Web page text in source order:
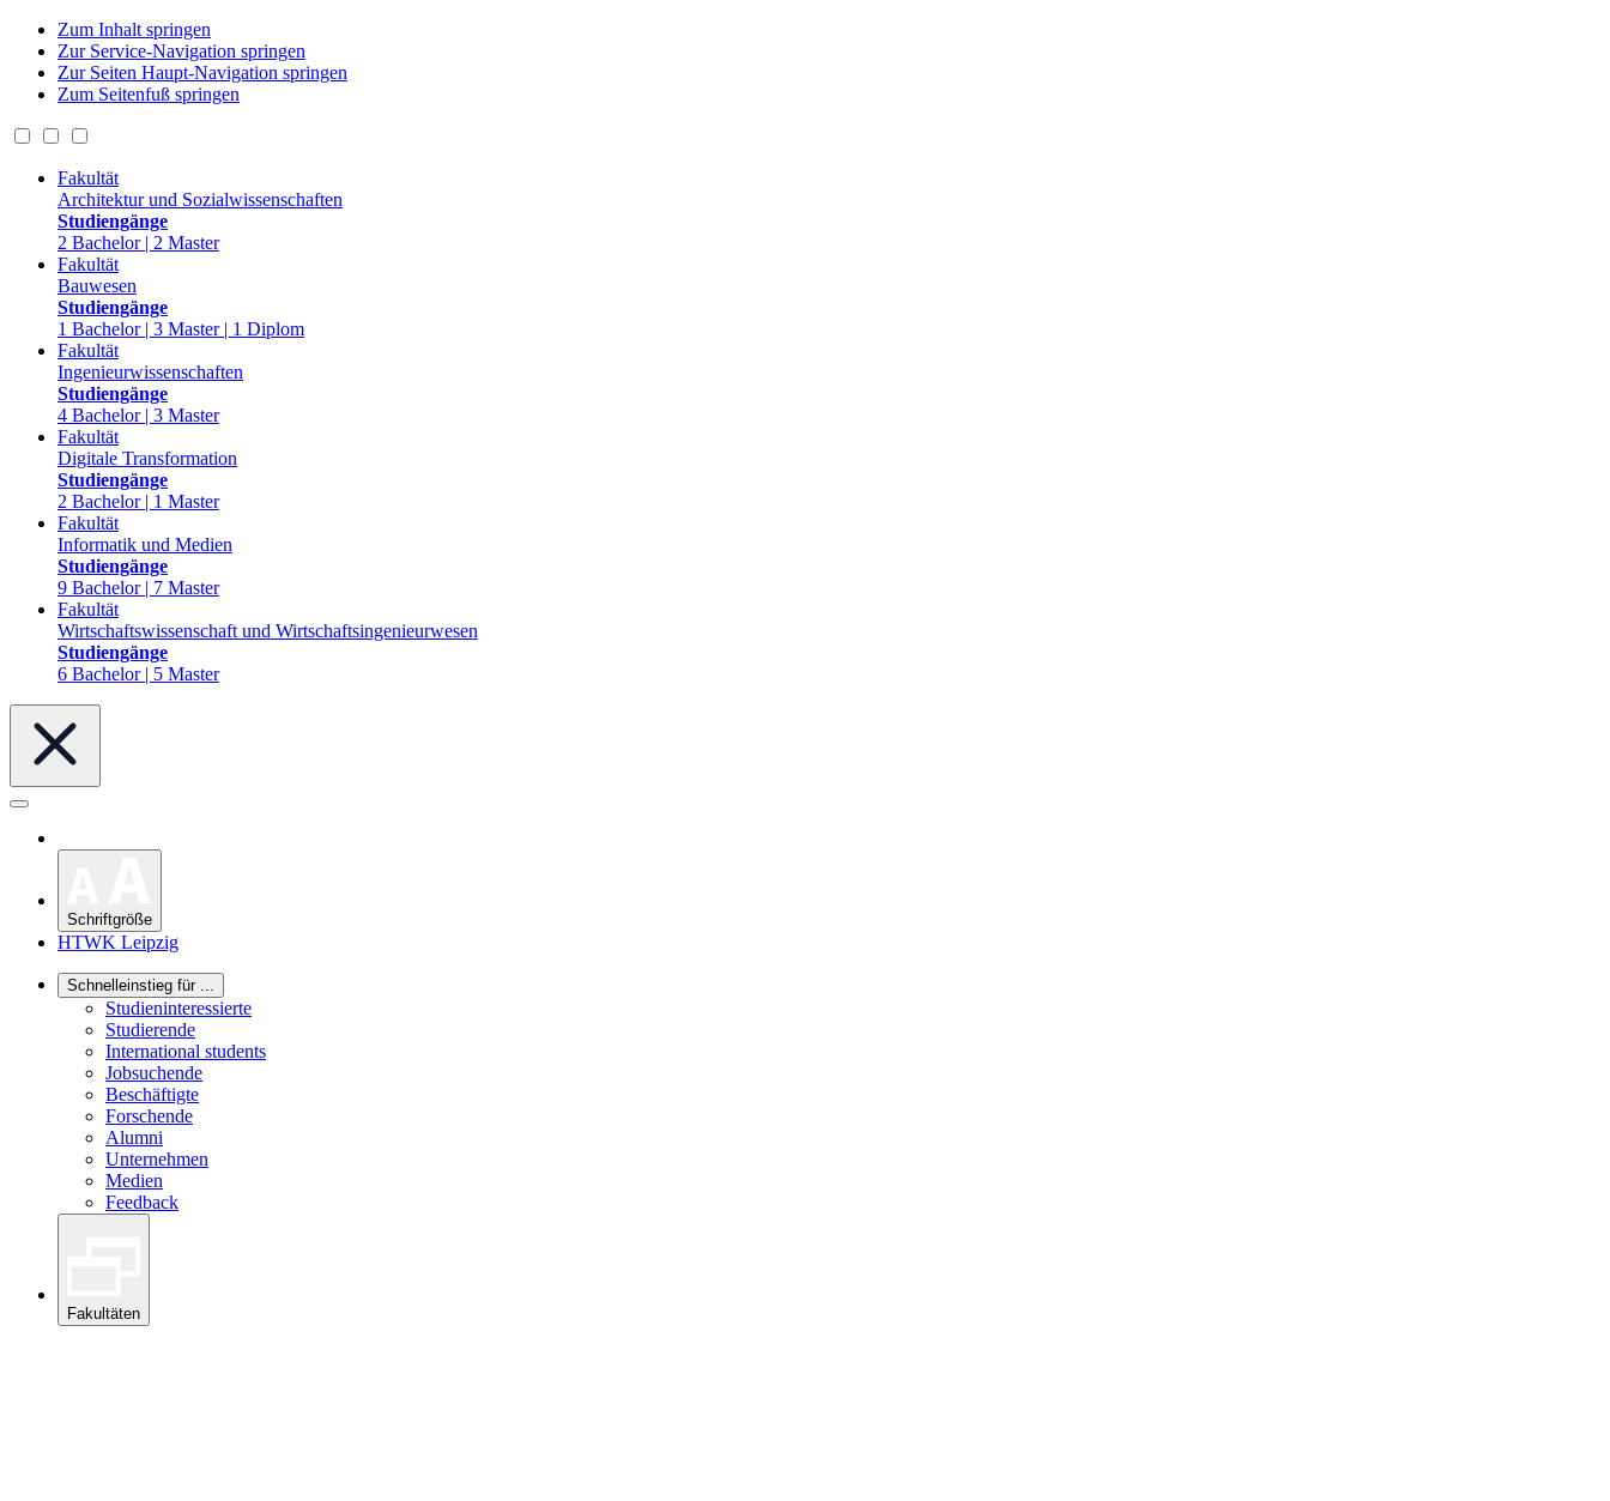
Zum Inhalt springen
Zur Service-Navigation springen
Zur Seiten Haupt-Navigation springen
Zum Seitenfuß springen
Fakultät
Architektur und Sozialwissenschaften
Studiengänge
2 Bachelor | 2 Master
Fakultät
Bauwesen
Studiengänge
1 Bachelor | 3 Master | 1 Diplom
Fakultät
Ingenieurwissenschaften
Studiengänge
4 Bachelor | 3 Master
Fakultät
Digitale Transformation
Studiengänge
2 Bachelor | 1 Master
Fakultät
Informatik und Medien
Studiengänge
9 Bachelor | 7 Master
Fakultät
Wirtschaftswissenschaft und Wirtschaftsingenieurwesen
Studiengänge
6 Bachelor | 5 Master
Schriftgröße
HTWK Leipzig
Schnelleinstieg für ...
Studieninteressierte
Studierende
International students
Jobsuchende
Beschäftigte
Forschende
Alumni
Unternehmen
Medien
Feedback
Fakultäten